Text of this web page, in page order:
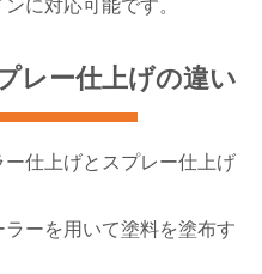
に対応可能です。
レー仕上げの違い
仕上げとスプレー仕上げ
ーを用いて塗料を塗布す